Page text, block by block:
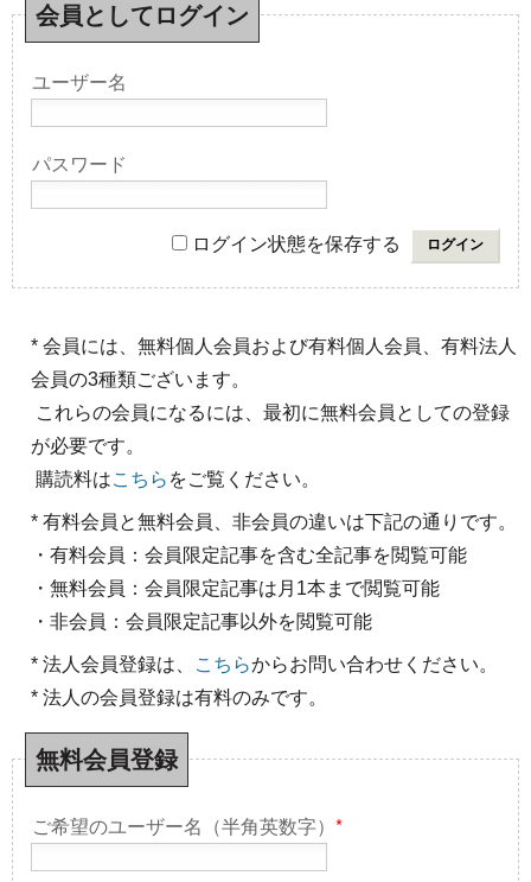
会員としてログイン
ユーザー名
パスワード
ログイン状態を保存する
* 会員には、無料個人会員および有料個人会員、有料法人
会員の3種類ございます。
これらの会員になるには、最初に無料会員としての登録
が必要です。
購読料はこちら をご覧ください。
* 有料会員と無料会員、非会員の違いは下記の通りです。
・有料会員：会員限定記事を含む全記事を閲覧可能
・無料会員：会員限定記事は月1本まで閲覧可能
・非会員：会員限定記事以外を閲覧可能
* 法人会員登録は、 こちらからお問い合わせください。
* 法人の会員登録は有料のみです。
無料会員登録
ご希望のユーザー名（半角英数字） *